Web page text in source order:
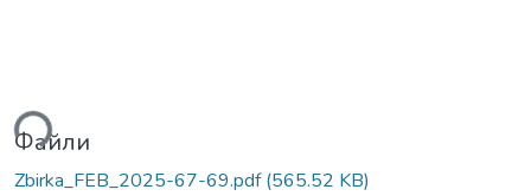
Файли
Zbirka_FEB_2025-67-69.pdf(565.52 KB)